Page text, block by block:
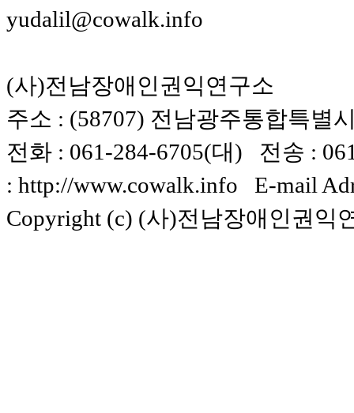
yudalil@cowalk.info
(사)전남장애인권익연구소
주소 : (58707) 전남광주통합특별
전화 : 061-284-6705(대) 전송 :
: http://www.cowalk.info E-mail
Copyright (c) (사)전남장애인권익